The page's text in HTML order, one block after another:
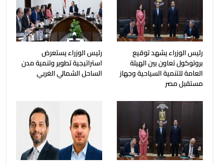
رئيس الوزراء يشهد توقيع
بروتوكول تعاون بين الهيئة
العامة للتنمية السياحية وجهاز
مستقبل مصر
رئيس الوزراء يستعرض
استراتيجية تطوير وتنمية مدن
الساحل الشمالي الغربي